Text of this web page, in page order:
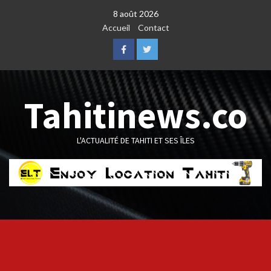
8 août 2026
Accueil
Contact
FacebookTwitter
Tahitinews.co
L'ACTUALITÉ DE TAHITI ET SES ÎLES